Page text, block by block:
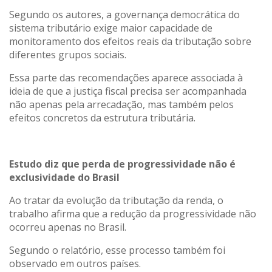
Segundo os autores, a governança democrática do
sistema tributário exige maior capacidade de
monitoramento dos efeitos reais da tributação sobre
diferentes grupos sociais.
Essa parte das recomendações aparece associada à
ideia de que a justiça fiscal precisa ser acompanhada
não apenas pela arrecadação, mas também pelos
efeitos concretos da estrutura tributária.
Estudo diz que perda de progressividade não é
exclusividade do Brasil
Ao tratar da evolução da tributação da renda, o
trabalho afirma que a redução da progressividade não
ocorreu apenas no Brasil.
Segundo o relatório, esse processo também foi
observado em outros países.